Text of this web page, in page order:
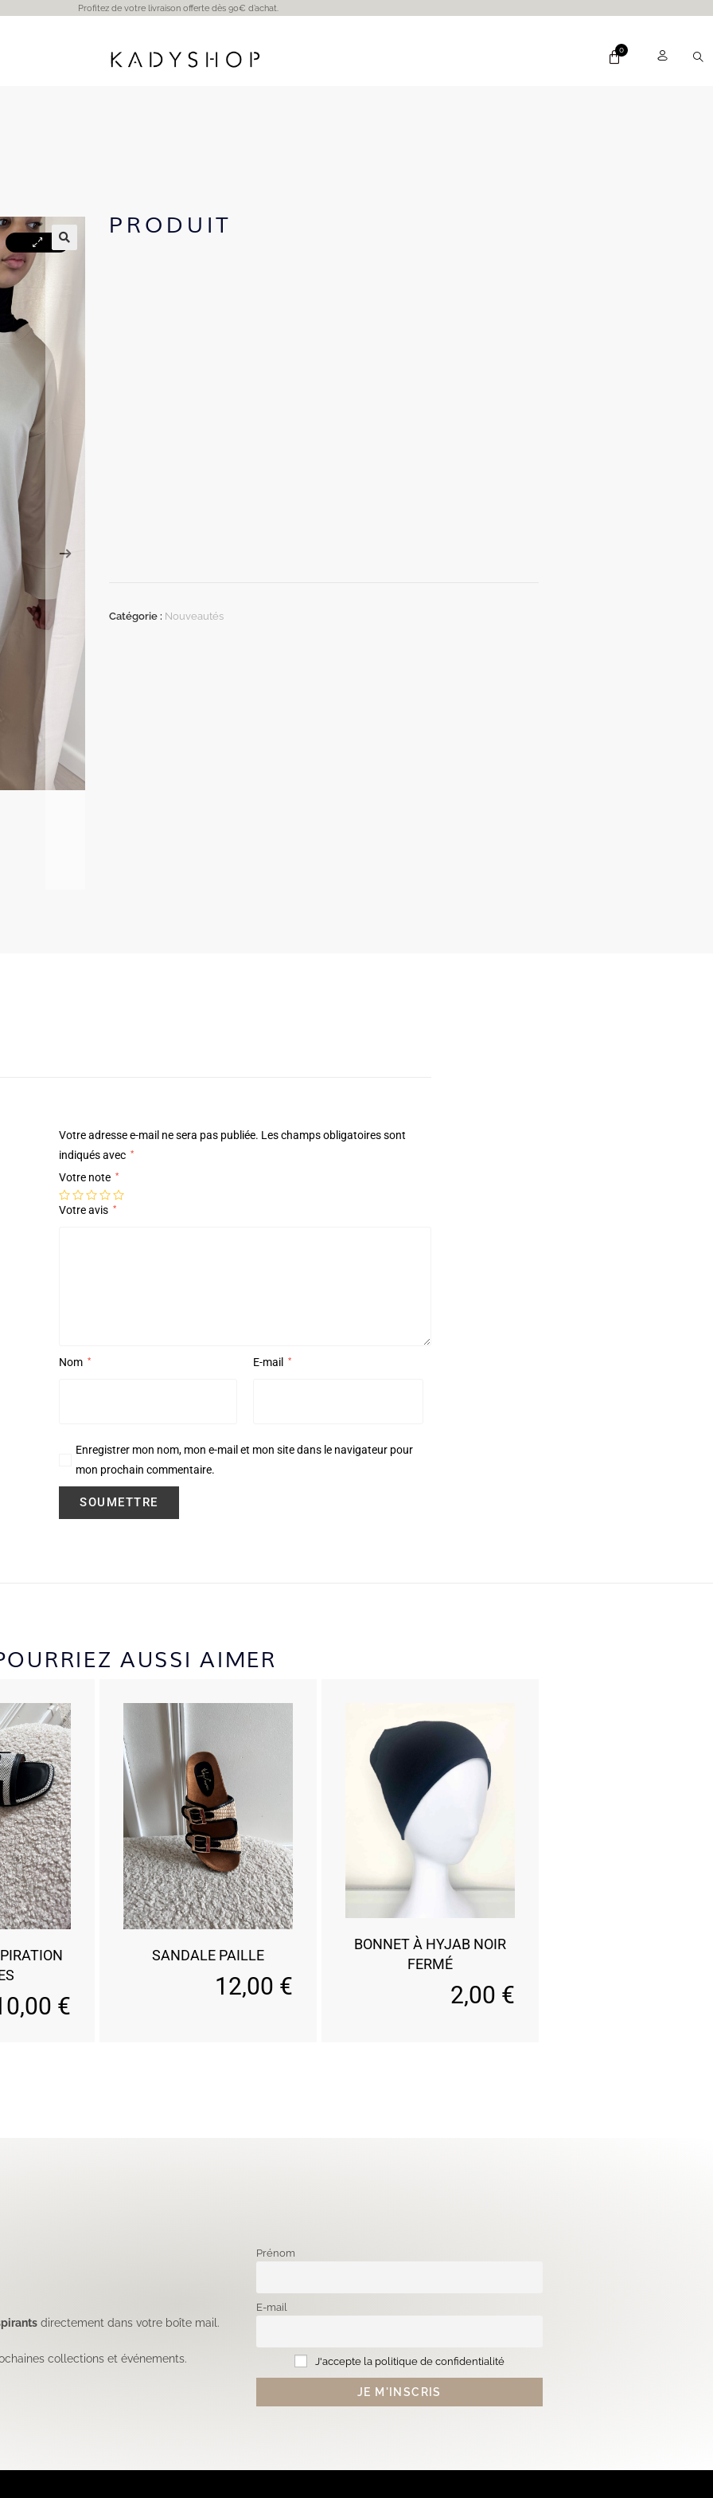
Profitez de votre livraison offerte dès 90€ d’achat.
PRODUIT
Catégorie : Nouveautés
Votre adresse e-mail ne sera pas publiée. Les champs obligatoires sont
indiqués avec *
Votre note *
Votre avis *
Nom * E-mail *
Enregistrer mon nom, mon e-mail et mon site dans le navigateur pour
mon prochain commentaire.
AUSSI AIMER
€
SANDALE PAILLE
12,00 €
BONNET À HYJAB NOIR
FERMÉ
2,00 €
directement dans votre boîte mail.
collections et événements.
Prénom
E-mail
J'accepte la politique de confidentialité